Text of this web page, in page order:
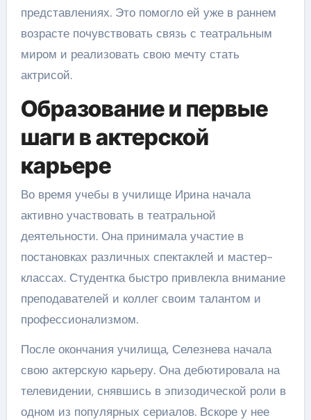
представлениях. Это помогло ей уже в раннем
возрасте почувствовать связь с театральным
миром и реализовать свою мечту стать
актрисой.
Образование и первые
шаги в актерской
карьере
Во время учебы в училище Ирина начала
активно участвовать в театральной
деятельности. Она принимала участие в
постановках различных спектаклей и мастер-
классах. Студентка быстро привлекла внимание
преподавателей и коллег своим талантом и
профессионализмом.
После окончания училища, Селезнева начала
свою актерскую карьеру. Она дебютировала на
телевидении, снявшись в эпизодической роли в
одном из популярных сериалов. Вскоре у нее